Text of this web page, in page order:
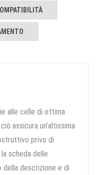
alle celle di ottima
assicura un’altissima
privo di
scheda delle
descrizione e di